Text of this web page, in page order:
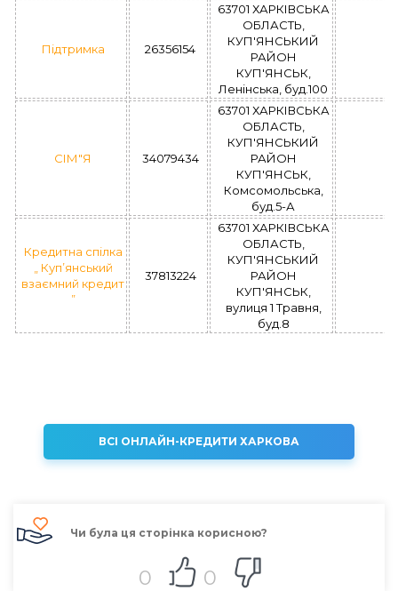
Підтримка 26356154
63701 ХАРКІВСЬКА
ОБЛАСТЬ,
КУП'ЯНСЬКИЙ
РАЙОН
КУП'ЯНСЬК,
Ленінська, буд.100
СІМ"Я 34079434
63701 ХАРКІВСЬКА
ОБЛАСТЬ,
КУП'ЯНСЬКИЙ
РАЙОН
КУП'ЯНСЬК,
Комсомольська,
буд.5-А
Кредитна спілка
„ Куп’янський
взаємний кредит
”
37813224
63701 ХАРКІВСЬКА
ОБЛАСТЬ,
КУП'ЯНСЬКИЙ
РАЙОН
КУП'ЯНСЬК,
вулиця 1 Травня,
буд.8
ВСІ ОНЛАЙН-КРЕДИТИ ХАРКОВА
Чи була ця сторінка корисною?
0 0